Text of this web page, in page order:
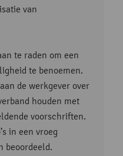
van
te raden om een
te benoemen.
aan de werkgever over
houden met
voorschriften.
in een vroeg
beoordeeld.